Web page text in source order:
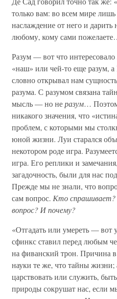
только вам: во всем мире
наслаждение от него и дарить
любому, кому сами
Разум — вот что
«наш» или чей-то еще разум,
словно открывал нам
разума. С разумом связана
мысль — но неразум…
никакого значения, что
проблем, с которыми мы
юной жизни. Луи старался
некотором роде игра.
игра. Его реплики и
загадочность, были для нас
Прежде мы не знали, что
сам вопрос. Кто спрашивает?
вопрос? И почему?
«Отгадать или умереть — вот
сфинкс ставил перед любым
на фиванский трон. Причина
науки те же, что тайны жизни;
царствовать или служить,
природы сокрушат нас, если